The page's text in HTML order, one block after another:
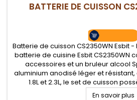
BATTERIE DE CUISSON
Batterie de cuisson CS2350WN Esbit
batterie de cuisine Esbit CS2350WN
accessoires et un bruleur alcool
aluminium anodisé léger et
1.8L et 2.3L, le set de cuisson
thermique
En savoir plus